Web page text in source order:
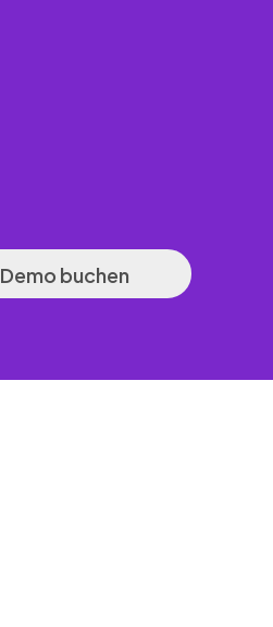
Demo buchen